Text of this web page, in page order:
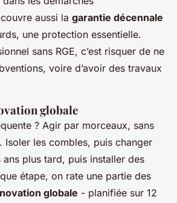
aussi la garantie décennale
une protection essentielle.
sans RGE, c’est risquer de ne
voire d’avoir des travaux
globale
? Agir par morceaux, sans
Isoler les combles, puis changer
plus tard, puis installer des
étape, on rate une partie des
globale - planifiée sur 12